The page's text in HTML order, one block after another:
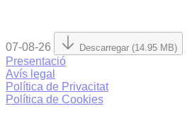
07-08-26 Descarregar (14.95 MB)
Presentació
Avís legal
Política de Privacitat
Política de Cookies